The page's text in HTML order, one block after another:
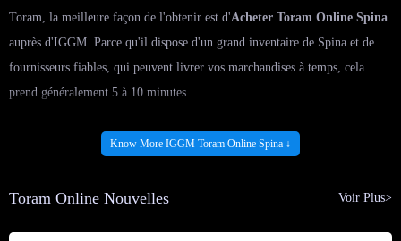
Toram, la meilleure façon de l'obtenir est d'Acheter Toram Online Spina
auprès d'IGGM. Parce qu'il dispose d'un grand inventaire de Spina et de
fournisseurs fiables, qui peuvent livrer vos marchandises à temps, cela
prend généralement 5 à 10 minutes.
Pour le marchand, la crédibilité est le plus important, nous ferons donc tout
ne vous causera jamais de risque.
Know More IGGM Toram Online Spina ↓
Toram Online Nouvelles Voir Plus>